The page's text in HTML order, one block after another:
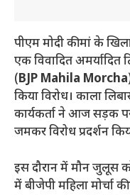
पीएम मोदी की मां के
एक विवादित अमर्यादित
(BJP Mahila Morcha
किया विरोध। काला
कार्यकर्ता ने आज सड़क
जमकर विरोध प्रदर्शन
इस दौरान में मौन जुलूस
में बीजेपी महिला मोर्चा